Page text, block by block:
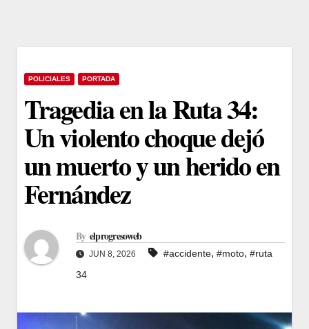
POLICIALES PORTADA
Tragedia en la Ruta 34:
Un violento choque dejó
un muerto y un herido en
Fernández
By elprogresoweb
JUN 8, 2026 #accidente, #moto, #ruta
34